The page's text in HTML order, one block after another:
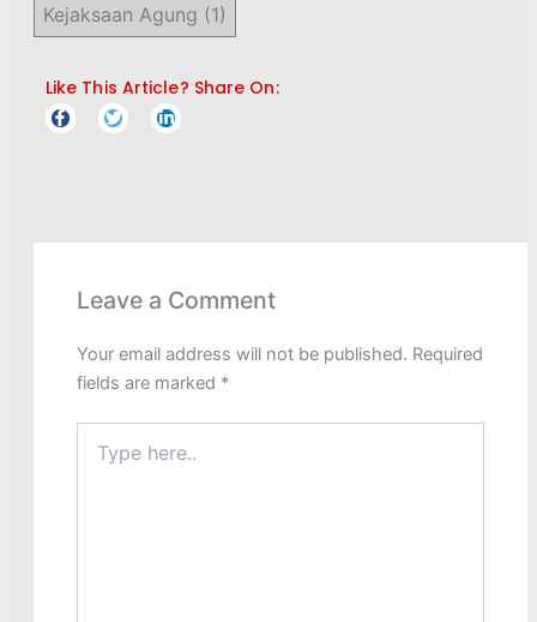
Kejaksaan Agung (1)
Like This Article? Share On:
F
a
T
w
L
i
Leave a Comment
Your email address will not be published. Required
fields are marked *
here..